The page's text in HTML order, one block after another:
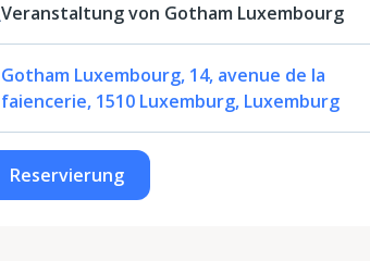
Veranstaltung von Gotham Luxembourg
Gotham Luxembourg, 14, avenue de la
faiencerie, 1510 Luxemburg, Luxemburg
Reservierung